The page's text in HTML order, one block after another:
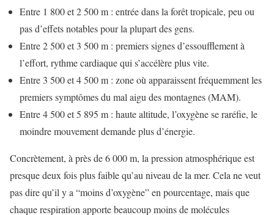
Entre 1 800 et 2 500 m : entrée dans la forêt tropicale, peu ou
pas d’effets notables pour la plupart des gens.
Entre 2 500 et 3 500 m : premiers signes d’essoufflement à
l’effort, rythme cardiaque qui s’accélère plus vite.
Entre 3 500 et 4 500 m : zone où apparaissent fréquemment les
premiers symptômes du mal aigu des montagnes (MAM).
Entre 4 500 et 5 895 m : haute altitude, l’oxygène se raréfie, le
moindre mouvement demande plus d’énergie.
Concrètement, à près de 6 000 m, la pression atmosphérique est
presque deux fois plus faible qu’au niveau de la mer. Cela ne veut
pas dire qu’il y a “moins d’oxygène” en pourcentage, mais que
chaque respiration apporte beaucoup moins de molécules